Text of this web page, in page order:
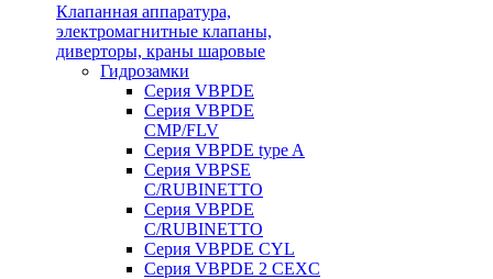
Клапанная аппаратура,
электромагнитные клапаны,
диверторы, краны шаровые
Гидрозамки
Серия VBPDE
Серия VBPDE
CMP/FLV
Серия VBPDE type A
Серия VBPSE
C/RUBINETTO
Серия VBPDE
C/RUBINETTO
Серия VBPDE CYL
Серия VBPDE 2 CEXC